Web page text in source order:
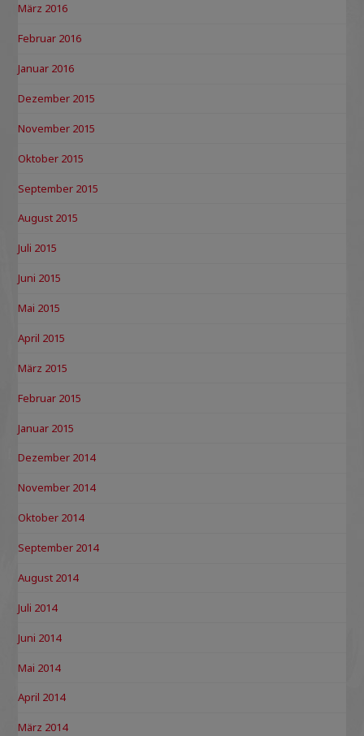
März 2016
Februar 2016
Januar 2016
Dezember 2015
November 2015
Oktober 2015
September 2015
August 2015
Juli 2015
Juni 2015
Mai 2015
April 2015
März 2015
Februar 2015
Januar 2015
Dezember 2014
November 2014
Oktober 2014
September 2014
August 2014
Juli 2014
Juni 2014
Mai 2014
April 2014
März 2014